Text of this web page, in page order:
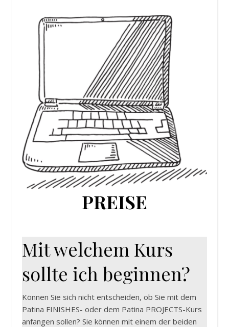
PREISE
Mit welchem Kurs
sollte ich beginnen?
Können Sie sich nicht entscheiden, ob Sie mit dem
Patina FINISHES- oder dem Patina PROJECTS-Kurs
anfangen sollen? Sie können mit einem der beiden